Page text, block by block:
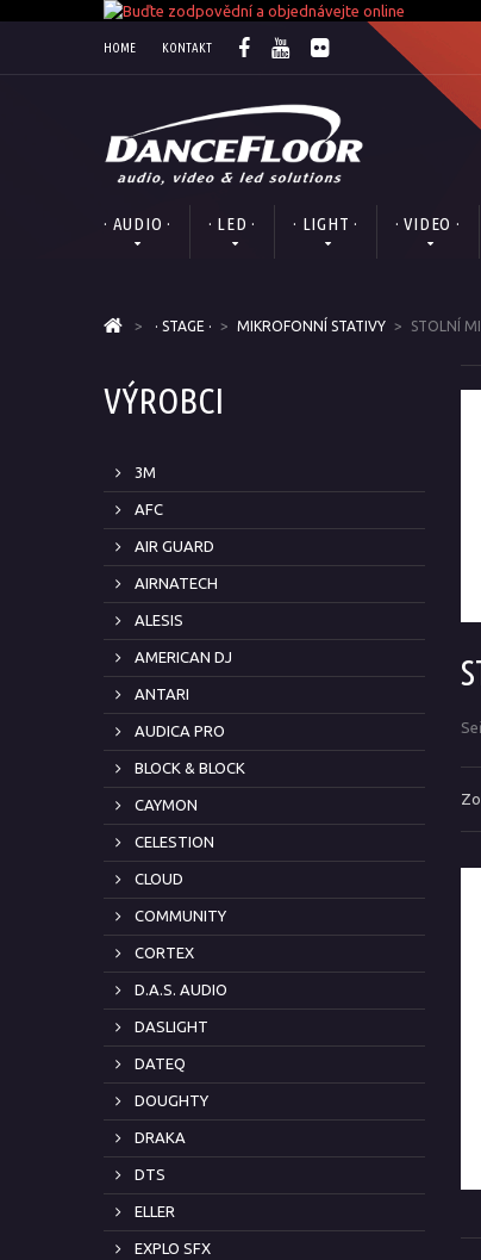
HOME KONTAKT
· AUDIO · · LED · · LIGHT · · VIDEO ·
> · STAGE · > MIKROFONNÍ STATIVY > STOLNÍ
VÝROBCI
3M
AFC
AIR GUARD
AIRNATECH
ALESIS
AMERICAN DJ
ANTARI
AUDICA PRO
BLOCK & BLOCK
CAYMON
CELESTION
CLOUD
COMMUNITY
CORTEX
D.A.S. AUDIO
DASLIGHT
DATEQ
DOUGHTY
DRAKA
DTS
ELLER
EXPLO SFX